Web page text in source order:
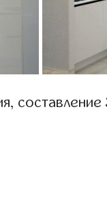
составление